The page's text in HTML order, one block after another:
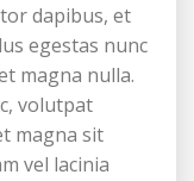
dapibus, et
egestas nunc
magna nulla.
volutpat
magna sit
vel lacinia